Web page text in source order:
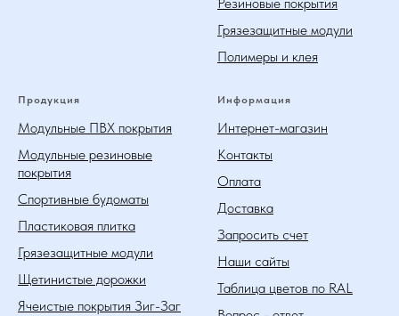
Резиновые покрытия
Грязезащитные модули
Полимеры и клея
Продукция
Модульные ПВХ покрытия
Модульные резиновые
покрытия
Спортивные будоматы
Пластиковая плитка
Грязезащитные модули
Щетинистые дорожки
Ячеистые покрытия Зиг-Заг
Информация
Интернет-магазин
Контакты
Оплата
Доставка
Запросить счет
Наши сайты
Таблица цветов по RAL